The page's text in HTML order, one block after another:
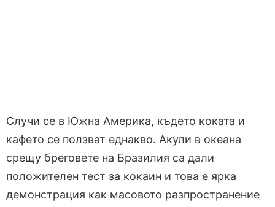
Случи се в Южна Америка, където коката и
кафето се ползват еднакво. Акули в океана
срещу бреговете на Бразилия са дали
положителен тест за кокаин и това е ярка
демонстрация как масовото разпространение